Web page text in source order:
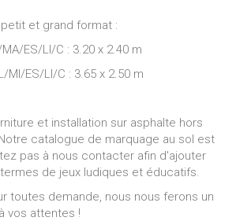
et grand format :
ES/LI/C : 3.20 x 2.40 m
MI/ES/LI/C : 3.65 x 2.50 m
et installation sur asphalte hors
catalogue de marquage au sol est
pas à nous contacter afin d'ajouter
de jeux ludiques et éducatifs.
toutes demande, nous nous ferons un
vos attentes !